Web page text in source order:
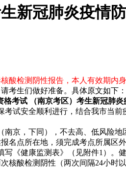
新冠肺炎疫情
酸检测阴性报告，本人有效期内
考生们做好准备。具体原文如下：
格考试 （南京考区）考生新冠肺
试安全顺利进行，结合我市当
京，下同），不去高、低风险
点所在地，须完成考点所属区
《健康监测表》（见附件1）
酸检测阴性（两次间隔24小时